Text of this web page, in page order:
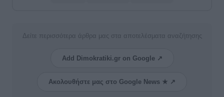
Δείτε περισσότερα άρθρα μας στα αποτελέσματα αναζήτησης
Add Dimokratiki.gr on Google ↗
Ακολουθήστε μας στο Google News ★ ↗